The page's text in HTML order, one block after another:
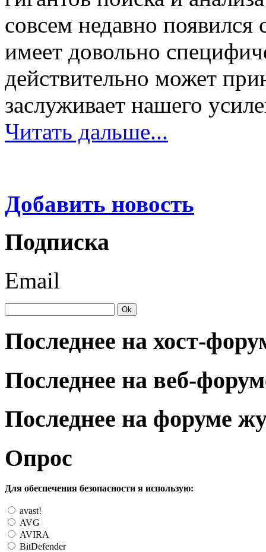
совсем недавно появился
имеет довольно
действительно может
заслуживает нашего
Читать дальше...
Добавить новость
Подписка
Email
Последнее на хост-
Последнее на веб-
Последнее на форуме
Опрос
Для обеспечения безопасности я использую:
avast!
AVG
AVIRA
BitDefender